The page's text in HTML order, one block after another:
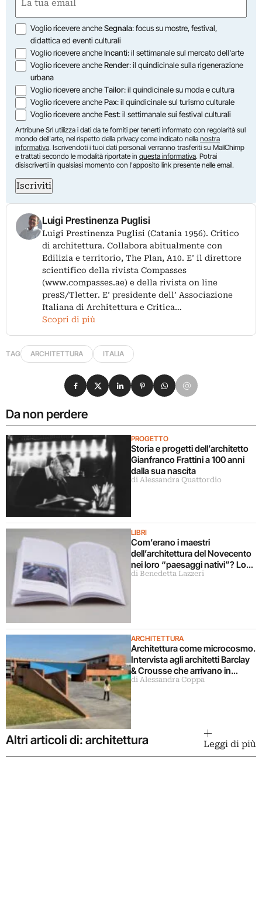
(Obbligatorio)
Opzioni
Voglio ricevere ancheSegnala: focus su mostre, festival,
didattica ed eventi culturali
Voglio ricevere ancheIncanti: il settimanale sul mercato dell'arte
Voglio ricevere ancheRender: il quindicinale sulla rigenerazione
urbana
Voglio ricevere ancheTailor: il quindicinale su moda e cultura
Voglio ricevere anchePax: il quindicinale sul turismo culturale
Voglio ricevere ancheFest: il settimanale sui festival culturali
Artribune Srl utilizza i dati da te forniti per tenerti informato con regolarità sul
mondo dell'arte, nel rispetto della privacy come indicato nella nostra
informativa. Iscrivendoti i tuoi dati personali verranno trasferiti su MailChimp
e trattati secondo le modalità riportate in questa informativa. Potrai
disiscriverti in qualsiasi momento con l'apposito link presente nelle email.
Iscriviti
Luigi Prestinenza Puglisi
Luigi Prestinenza Puglisi (Catania 1956). Critico
di architettura. Collabora abitualmente con
Edilizia e territorio, The Plan, A10. E’ il direttore
scientifico della rivista Compasses
(www.compasses.ae) e della rivista on line
presS/Tletter. E’ presidente dell’ Associazione
Italiana di Architettura e Critica…
Scopri di più
TAG ARCHITETTURA ITALIA
Da non perdere
PROGETTO
Storia e progetti dell’architetto
Gianfranco Frattini a 100 anni
dalla sua nascita
di Alessandra Quattordio
LIBRI
Com’erano i maestri
dell’architettura del Novecento
nei loro “paesaggi nativi”? Lo
svela un libro
di Benedetta Lazzeri
ARCHITETTURA
Architettura come microcosmo.
Intervista agli architetti Barclay
& Crousse che arrivano in
mostra a Milano
di Alessandra Coppa
Condividi su Facebook
Condividi su X
Condividi su LinkedIn
Condividi su Pinterest
Condividi su WhatsApp
Condividi su Email
Altri articoli di: architettura Leggi di più